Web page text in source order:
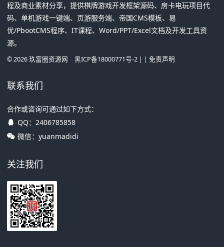
程及商业素材分享，提供棋牌游戏开发框架源码、房卡电玩项目代
码、单机游戏一键端、页游服务端、帝国CMS模板、易
优/PbootCMS程序、IT课程、Word/PPT/Excel文档及开发工具资
源。
©2026玖富圈资源网 黑ICP备18000771号-2| | 免责声明
联系我们
合作或咨询可通过如下方式：
QQ： 2406785858
微信：yuanmadidi
关注我们